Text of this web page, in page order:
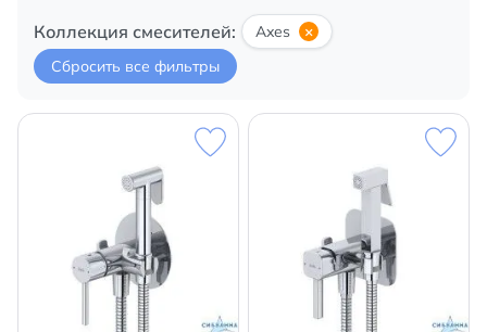
Коллекция смесителей: Axes
×
Сбросить все фильтры